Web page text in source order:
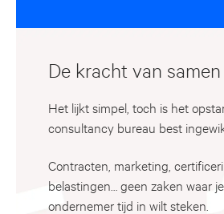
De kracht van samen
Het lijkt simpel, toch is het
consultancy bureau best
Contracten, marketing,
belastingen… geen zaken waar
ondernemer tijd in wilt steken.